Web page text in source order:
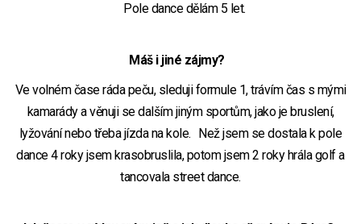
Pole dance dělám 5 let.
Máš i jiné zájmy?
Ve volném čase ráda peču, sleduji formule 1, trávím čas s mými
kamarády a věnuji se dalším jiným sportům, jako je bruslení,
lyžování nebo třeba jízda na kole. Než jsem se dostala k pole
dance 4 roky jsem krasobruslila, potom jsem 2 roky hrála golf a
tancovala street dance.